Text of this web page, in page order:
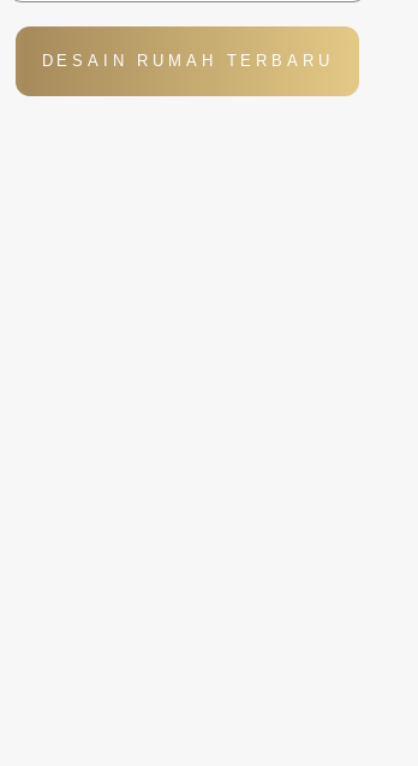
DESAIN RUMAH TERBARU